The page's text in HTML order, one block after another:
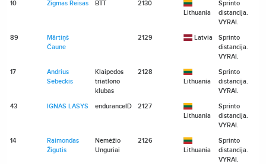
10 Zigmas Reisas BTT
2130
Lithuania
Sprinto
distancija.
VYRAI.
89
Mārtiņš
Čaune
2129 Latvia
Sprinto
distancija.
VYRAI.
17
Andrius
Sebeckis
Klaipedos
triatlono
klubas
2128
Lithuania
Sprinto
distancija.
VYRAI.
43
IGNAS LASYS enduranceID
2127
Lithuania
Sprinto
distancija.
VYRAI.
14
Raimondas
Žigutis
Nemėžio
Unguriai
2126
Lithuania
Sprinto
distancija.
VYRAI.